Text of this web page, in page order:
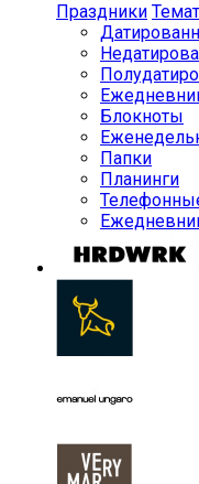
Праздники
Блокноты
Папки
Планинги